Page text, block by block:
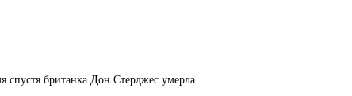
спустя британка Дон Стерджес умерла